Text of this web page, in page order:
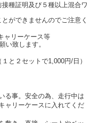
り、借受人及び運転者
人確認ができる書類の
類の写しをとることが
り、借受期間中に借受
携帯電話番号等の告知
よる支払いを求め、又
長はできないものとし
3項に従わない場合
種証明及び５種以上混合ワ
ができませんのでご注意く
ャリーケース等
い致します。
と２セットで1,000円/日）
る事。安全の為、走行中は
ャリーケースに入れてくだ